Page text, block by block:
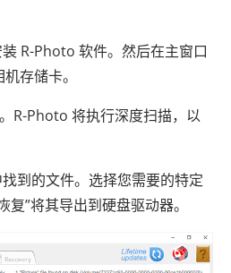
R-Photo 软件。然后在主窗口
存储卡。
R-Photo 将执行深度扫描，以
到的文件。选择您需要的特定
复”将其导出到硬盘驱动器。